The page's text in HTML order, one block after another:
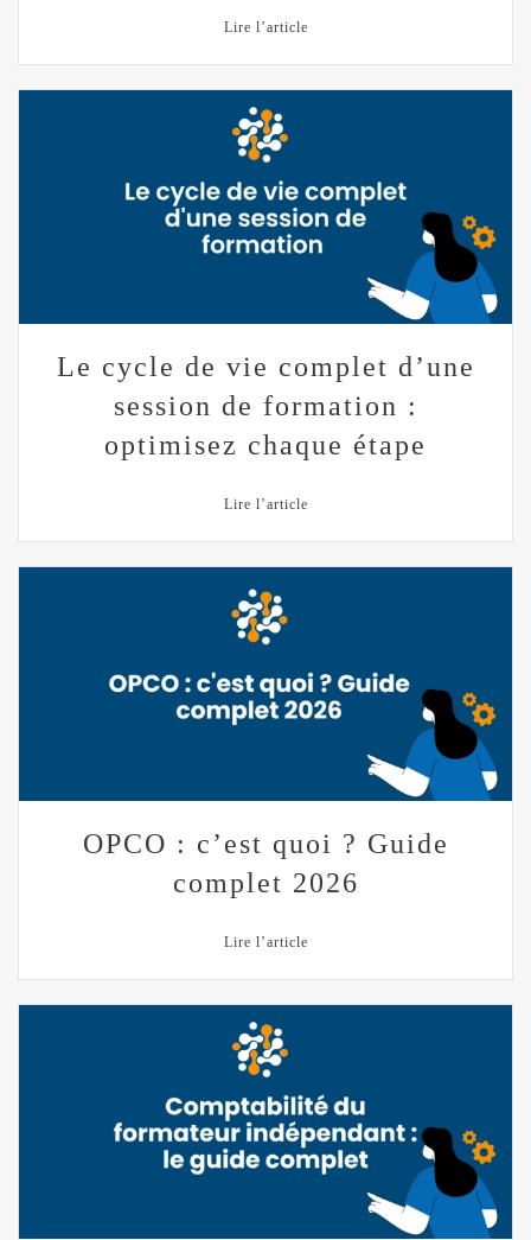
Lire l’article
Le cycle de vie complet d’une
session de formation :
optimisez chaque étape
Lire l’article
OPCO : c’est quoi ? Guide
complet 2026
Lire l’article